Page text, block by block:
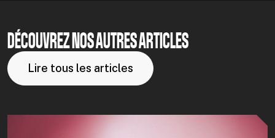
DÉCOUVREZ NOS AUTRES ARTICLES
Lire tous les articles